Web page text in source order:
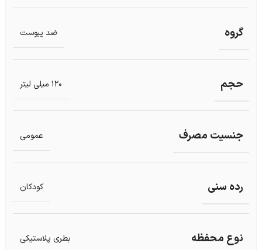
گروه ضد یبوست
حجم 120 میلی لیتر
جنسیت مصرف عمومی
رده سنی کودکان
نوع محفظه بطری پلاستیکی